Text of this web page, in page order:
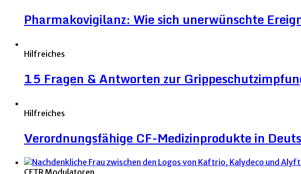
Pharmakovigilanz: Wie sich unerwünschte
Hilfreiches
15 Fragen & Antworten zur
Hilfreiches
Verordnungsfähige CF-Medizinprodukte in